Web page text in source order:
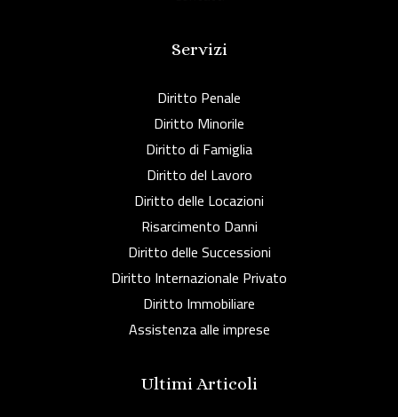
Servizi
Diritto Penale
Diritto Minorile
Diritto di Famiglia
Diritto del Lavoro
Diritto delle Locazioni
Risarcimento Danni
Diritto delle Successioni
Diritto Internazionale Privato
Diritto Immobiliare
Assistenza alle imprese
Ultimi Articoli